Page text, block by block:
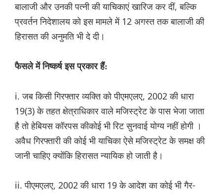
बालाजी और उनकी पत्नी की याचिकाएं खारिज कर दीं, बल्कि
प्रवर्तन निदेशालय को इस मामले में 12 अगस्त तक बालाजी की
हिरासत की अनुमति भी दे दी।
फैसले में निष्कर्ष इस प्रकार हैं:
i. जब किसी गिरफ्तार व्यक्ति को पीएमएलए, 2002 की धारा
19(3) के तहत क्षेत्राधिकार वाले मजिस्ट्रेट के पास भेजा जाता
है तो हेबियस कॉरपस कीकोई भी रिट सुनवाई योग्य नहीं होगी ।
अवैध गिरफ्तारी की कोई भी याचिका ऐसे मजिस्ट्रेट के समक्ष की
जानी चाहिए क्योंकि हिरासत न्यायिक हो जाती है।
ii. पीएमएलए, 2002 की धारा 19 के आदेश का कोई भी गैर-